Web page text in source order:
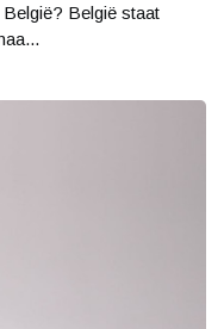
België staat